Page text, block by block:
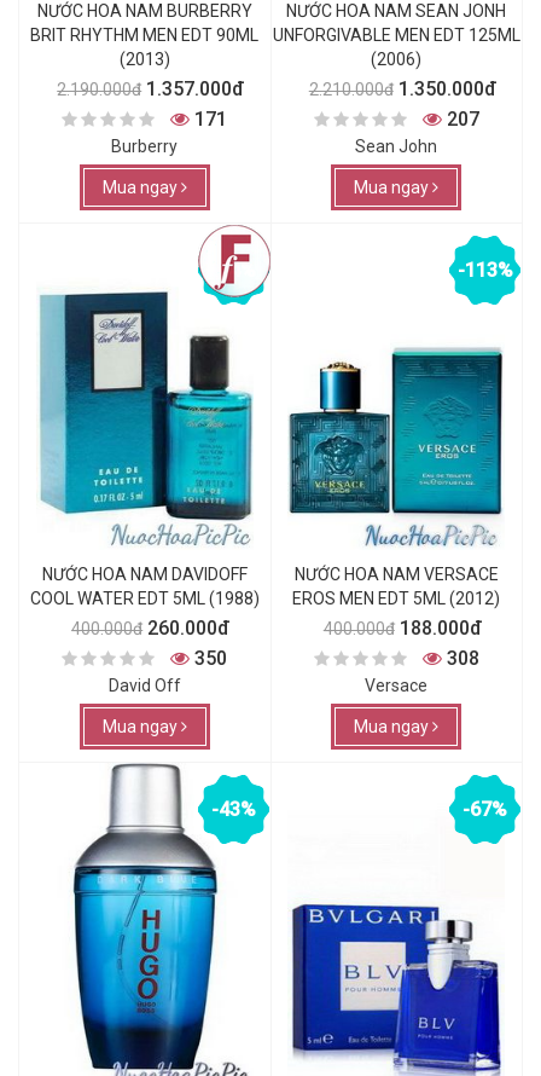
NƯỚC HOA NAM BURBERRY
BRIT RHYTHM MEN EDT 90ML
(2013)
2.190.000đ 1.357.000đ
171
Burberry
Mua ngay
NƯỚC HOA NAM SEAN JONH
UNFORGIVABLE MEN EDT 125ML
(2006)
2.210.000đ 1.350.000đ
207
Sean John
Mua ngay
-54%
NƯỚC HOA NAM DAVIDOFF
COOL WATER EDT 5ML (1988)
400.000đ 260.000đ
350
David Off
Mua ngay
-113%
NƯỚC HOA NAM VERSACE
EROS MEN EDT 5ML (2012)
400.000đ 188.000đ
308
Versace
Mua ngay
-43% -67%